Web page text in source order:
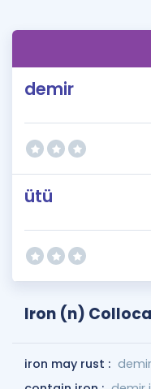
demir
ütü
Iron (n)
iron may rust :